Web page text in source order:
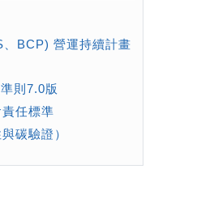
BCP) 營運持續計畫
則7.0版
任標準
碳驗證）